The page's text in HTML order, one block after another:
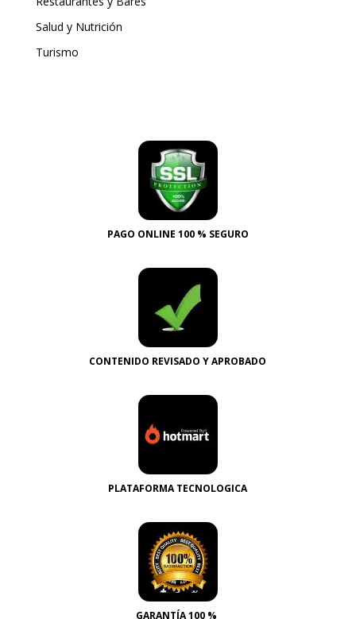
Salud y Nutrición
Turismo
PAGO ONLINE 100 % SEGURO
CONTENIDO REVISADO Y APROBADO
PLATAFORMA TECNOLOGICA
GARANTÍA 100 %